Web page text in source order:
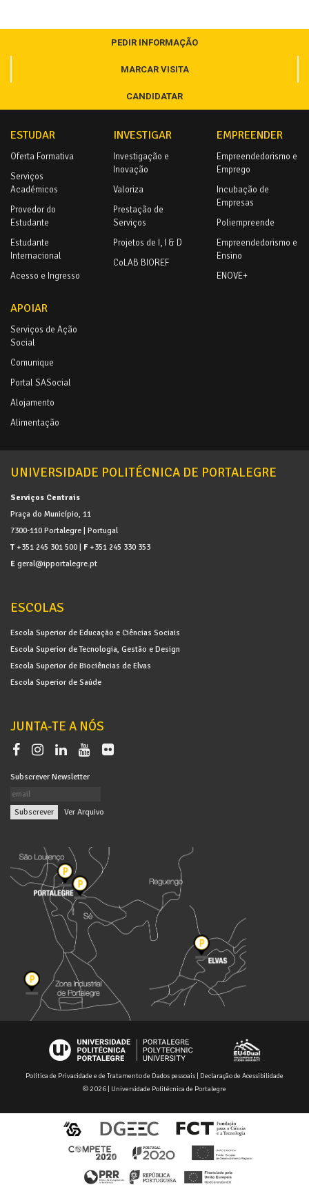
PEDIR INFORMAÇÃO
MARCAR VISITA
CANDIDATAR
ESTUDAR
Oferta Formativa
Serviços
Académicos
Provedor do
Estudante
Estudante
Internacional
Acesso e Ingresso
INVESTIGAR
Investigação e
Inovação
Valoriza
Prestação de
Serviços
Projetos de I, I & D
CoLAB BIOREF
EMPREENDER
Empreendedorismo e
Emprego
Incubação de
Empresas
Poliempreende
Empreendedorismo e
Ensino
ENOVE+
APOIAR
Serviços de Ação
Social
Comunique
Portal SASocial
Alojamento
Alimentação
UNIVERSIDADE POLITÉCNICA DE PORTALEGRE
Serviços Centrais
Praça do Município, 11
7300-110 Portalegre | Portugal
T +351 245 301 500 | F +351 245 330 353
E geral@ipportalegre.pt
ESCOLAS
Escola Superior de Educação e Ciências Sociais
Escola Superior de Tecnologia, Gestão e Design
Escola Superior de Biociências de Elvas
Escola Superior de Saúde
JUNTA-TE A NÓS
Subscrever Newsletter
Ver Arquivo
Política de Privacidade e de Tratamento de Dados pessoais
Declaração de Acessibilidade
© 2026 | Universidade Politécnica de Portalegre